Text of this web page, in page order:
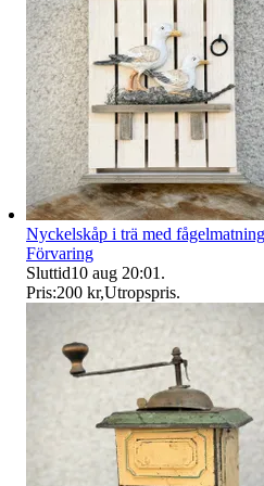
Nyckelskåp i trä med
Förvaring
Sluttid10 aug 20:01 .
Pris:200 kr,Utropspris.